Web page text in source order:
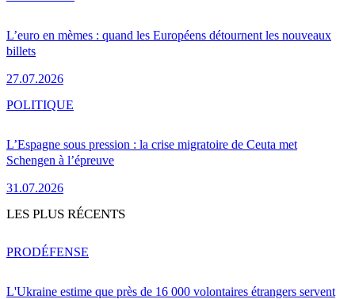
L’euro en mèmes : quand les Européens détournent les nouveaux
billets
27.07.2026
L’Espagne sous pression : la crise migratoire de Ceuta met
Schengen à l’épreuve
31.07.2026
POLITIQUE
LES PLUS RÉCENTS
L'Ukraine estime que près de 16 000 volontaires étrangers servent
PRODÉFENSE